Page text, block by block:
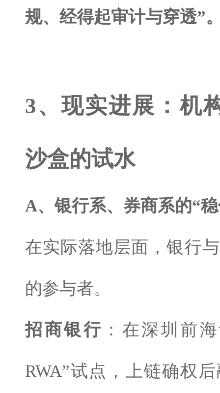
规、经得起审计与穿透”
3、现实进展：机
沙盒的试水
A、银行系、券商系的“
在实际落地层面，银行
的参与者。
招商银行 ：在深圳前
RWA”试点，上链确权